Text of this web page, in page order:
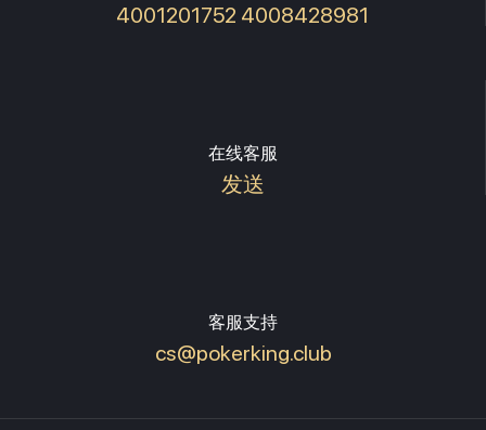
4001201752 4008428981
在线客服
发送
客服支持
cs@pokerking.club